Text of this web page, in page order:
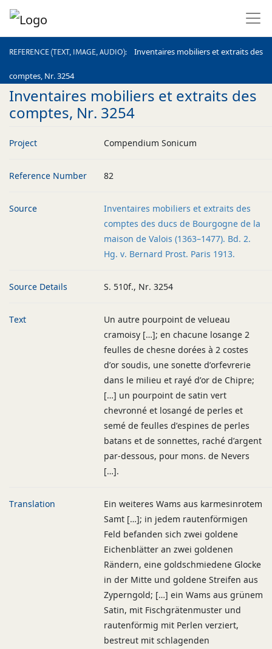
REFERENCE (TEXT, IMAGE, AUDIO) Inventaires mobiliers et extraits des
comptes, Nr. 3254
REFERENCE (TEXT, IMAGE, AUDIO)
Inventaires mobiliers et extraits des
comptes, Nr. 3254
Project Compendium Sonicum
Reference Number 82
Source
Inventaires mobiliers et extraits des
comptes des ducs de Bourgogne de la
maison de Valois (1363–1477). Bd. 2.
Hg. v. Bernard Prost. Paris 1913.
Source Details S. 510f., Nr. 3254
Text
Un autre pourpoint de velueau
cramoisy […]; en chacune losange 2
feulles de chesne dorées à 2 costes
d’or soudis, une sonette d’orfevrerie
dans le milieu et rayé d’or de Chipre;
[…] un pourpoint de satin vert
chevronné et losangé de perles et
semé de feulles d’espines de perles
batans et de sonnettes, raché d’argent
par-dessous, pour mons. de Nevers
[…].
Translation
Ein weiteres Wams aus karmesinrotem
Samt […]; in jedem rautenförmigen
Feld befanden sich zwei goldene
Eichenblätter an zwei goldenen
Rändern, eine goldschmiedene Glocke
in der Mitte und goldene Streifen aus
Zyperngold; […] ein Wams aus grünem
Satin, mit Fischgrätenmuster und
rautenförmig mit Perlen verziert,
bestreut mit schlagenden